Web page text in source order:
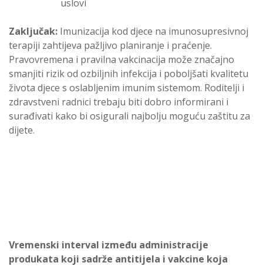
uslovi
Zaključak: Imunizacija kod djece na imunosupresivnoj
terapiji zahtijeva pažljivo planiranje i praćenje.
Pravovremena i pravilna vakcinacija može značajno
smanjiti rizik od ozbiljnih infekcija i poboljšati kvalitetu
života djece s oslabljenim imunim sistemom. Roditelji i
zdravstveni radnici trebaju biti dobro informirani i
surađivati kako bi osigurali najbolju moguću zaštitu za
dijete.
Vremenski interval između administracije
produkata koji sadrže antitijela i vakcine koja